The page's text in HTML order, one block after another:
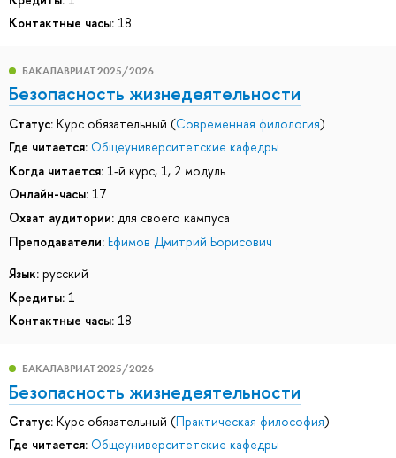
Контактные часы: 18
БАКАЛАВРИАТ 2025/2026
Безопасность жизнедеятельности
Статус: Курс обязательный (Современная филология)
Где читается: Общеуниверситетские кафедры
Когда читается: 1-й курс, 1, 2 модуль
Онлайн-часы: 17
Охват аудитории: для своего кампуса
Преподаватели: Ефимов Дмитрий Борисович
Язык: русский
Кредиты: 1
Контактные часы: 18
БАКАЛАВРИАТ 2025/2026
Безопасность жизнедеятельности
Статус: Курс обязательный (Практическая философия)
Где читается: Общеуниверситетские кафедры